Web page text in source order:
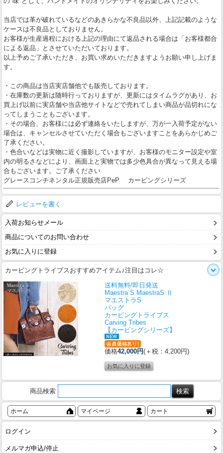
当店では革が破れているなどのあきらかな不良品以外、上記記載のような
ケースは不良品としておりません。
お客様が生産過程における上記の理由にて返品される場合は「お客様都合
による返品」とさせていただいております。
以上予めご了承いただき、お買い求めいただきますようお願い申し上げま
す。
・この商品は当店実店舗他でも販売しております。
・在庫数の更新は随時行っておりますが、更新にはタイムラグがあり、お
買上げ以前に実店舗や当店他サイトなどで売れてしまい商品が品切れにな
ってしまうこともございます。
・その場合、お客様には必ず連絡をいたしますが、万が一入荷予定がない
場合は、キャンセルさせていただく場合もございますことをあらかじめご
了承ください。
・色合いなどは実物に近く撮影していますが、お客様のモニター設定や室
内の明るさなどにより、画面上と実物では多少色具合が異なって見える場
合もございます。ご了承ください
グレースコンチネンタル正規販売店PeP カービングシリーズ
レビューを書く
入荷お知らせメール
商品についてのお問い合わせ
お気に入りに登録
カービングトライブスおすすめアイテム♪注目はコレ☆
送料無料/即日発送
Maestra S MaestraS Ⅱ
マエストラS
バッグ
カービングトライブス
Carving Tribes
【カービングシリーズ】
価格42,000円(＋税：4,200円)
商品検索
ホーム マイページ カート
ログイン
メルマガ申込/停止